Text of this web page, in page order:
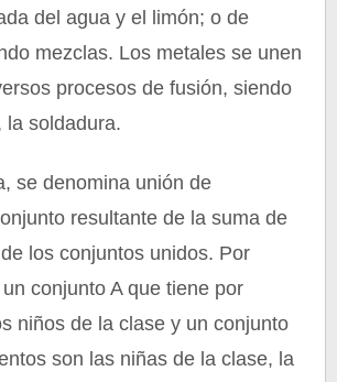
del agua y el limón; o de
mezclas. Los metales se unen
procesos de fusión, siendo
la soldadura.
se denomina unión de
resultante de la suma de
los conjuntos unidos. Por
conjunto A que tiene por
niños de la clase y un conjunto
son las niñas de la clase, la